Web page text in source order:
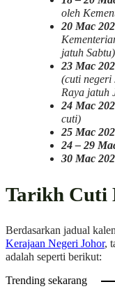
oleh
20 Mac
jatuh Sabtu)
23 Mac
(cuti
Raya jatuh
24 Mac
cuti)
25 Mac
24 – 29
30 Mac
Tarikh Cuti
Berdasarkan jadual
Kerajaan Negeri Johor,
adalah seperti berikut:
Trending sekarang